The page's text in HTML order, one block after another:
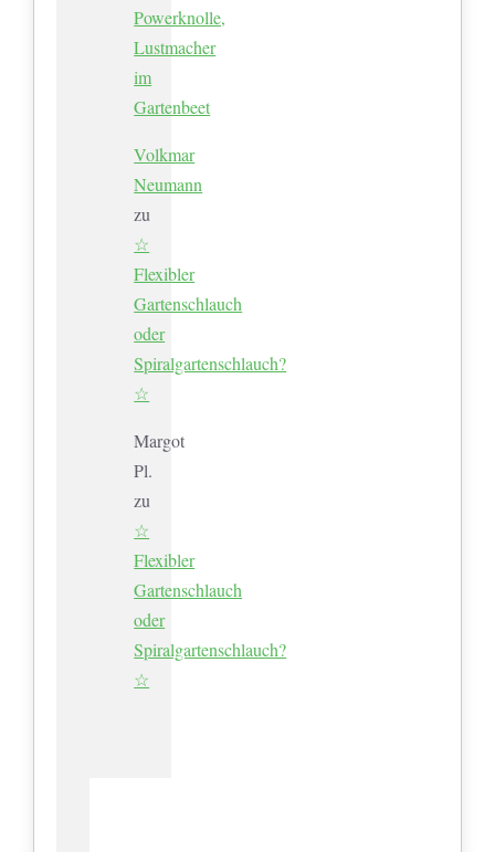
Powerknolle,
Lustmacher
im
Gartenbeet
Volkmar
Neumann
zu
☆
Flexibler
Gartenschlauch
oder
Spiralgartenschlauch?
☆
Margot
Pl.
zu
☆
Flexibler
Gartenschlauch
oder
Spiralgartenschlauch?
☆